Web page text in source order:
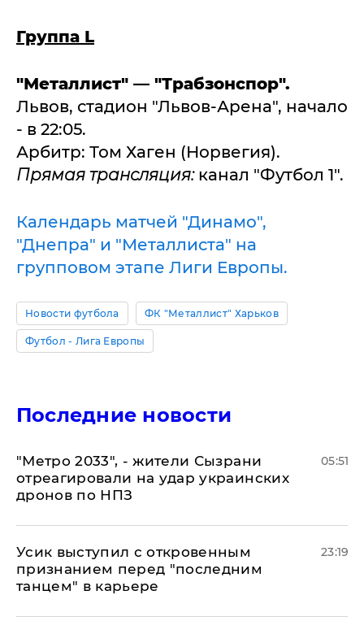
Группа L
"Металлист" — "Трабзонспор".
Львов, стадион "Львов-Арена", начало
- в 22:05.
Арбитр: Том Хаген (Норвегия).
Прямая трансляция:канал "Футбол 1".
Календарь матчей "Динамо",
"Днепра" и "Металлиста" на
групповом этапе Лиги Европы.
Новости футбола ФК "Металлист" Харьков
Футбол - Лига Европы
Последние новости
"Метро 2033", - жители Сызрани
отреагировали на удар украинских
дронов по НПЗ
05:51
Усик выступил с откровенным
признанием перед "последним
танцем" в карьере
23:19